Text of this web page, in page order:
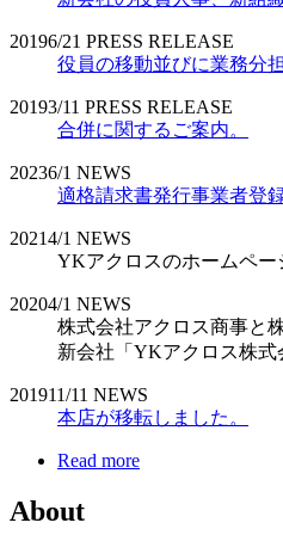
20196/21 PRESS RELEASE
役員の移動並びに業務分
20193/11 PRESS RELEASE
合併に関するご案内。
20236/1 NEWS
適格請求書発行事業者登
20214/1 NEWS
YKアクロスのホームペー
20204/1 NEWS
株式会社アクロス商事と
新会社「YKアクロス株式
201911/11 NEWS
本店が移転しました。
Read more
About